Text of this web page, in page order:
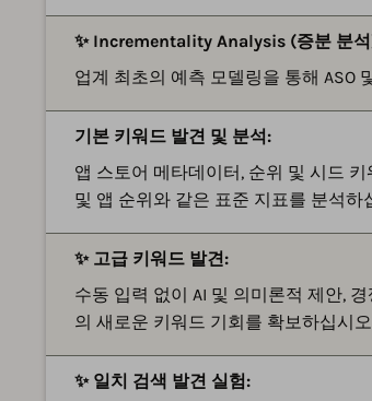
✨ Incrementality Analysis (증분 분
업계 최초의 예측 모델링을 통해 ASO
기본 키워드 발견 및 분석:
앱 스토어 메타데이터, 순위 및 시드
및 앱 순위와 같은 표준 지표를 분석하
✨ 고급 키워드 발견:
수동 입력 없이 AI 및 의미론적 제안,
의 새로운 키워드 기회를 확보하십시
✨ 일치 검색 발견 실험: